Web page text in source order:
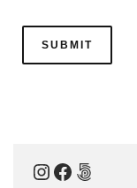
Instagram
Facebook
500px